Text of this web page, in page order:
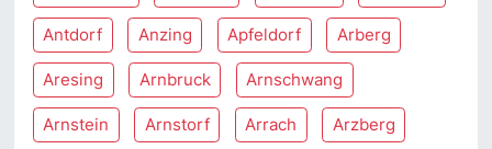
Antdorf Anzing Apfeldorf Arberg
Aresing Arnbruck Arnschwang
Arnstein Arnstorf Arrach Arzberg